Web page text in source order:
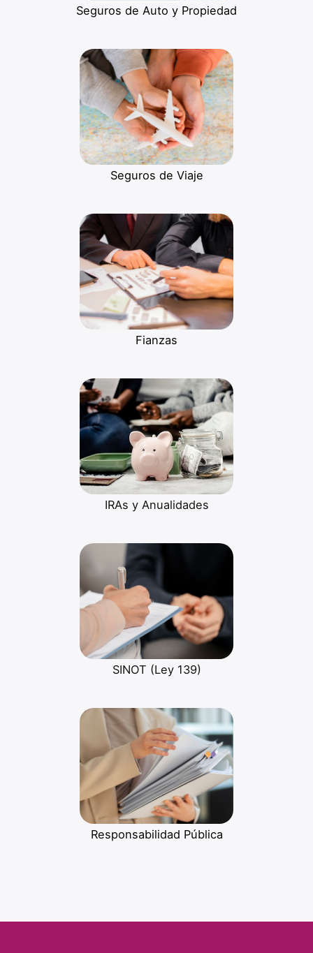
Seguros de Auto y Propiedad
Seguros de Viaje
Fianzas
IRAs y Anualidades
SINOT (Ley 139)
Responsabilidad Pública